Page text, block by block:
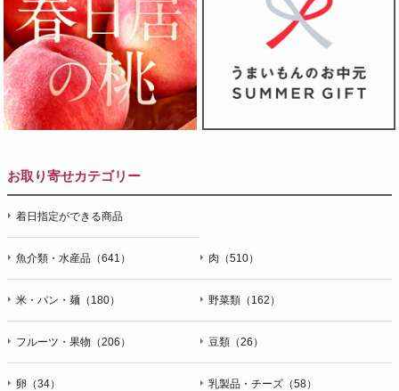
お取り寄せカテゴリー
着日指定ができる商品
魚介類・水産品（641） 肉（510）
米・パン・麺（180） 野菜類（162）
フルーツ・果物（206） 豆類（26）
卵（34） 乳製品・チーズ（58）